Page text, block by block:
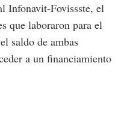
Infonavit-Fovissste, el
que laboraron para el
saldo de ambas
a un financiamiento